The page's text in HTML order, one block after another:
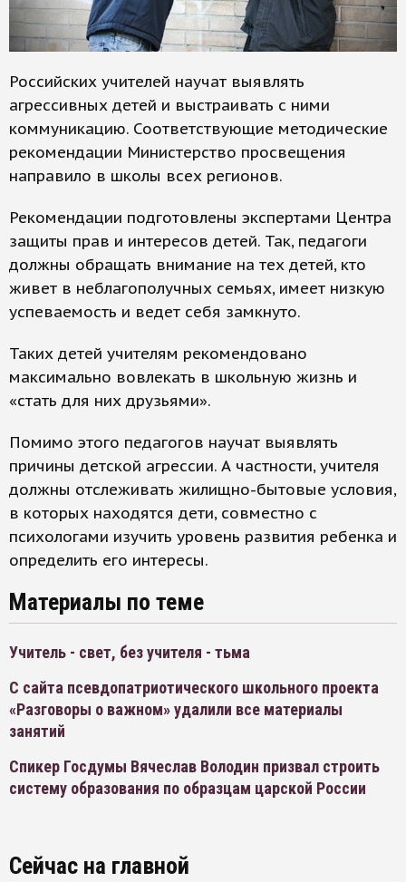
Российских учителей научат выявлять
агрессивных детей и выстраивать с ними
коммуникацию. Соответствующие методические
рекомендации Министерство просвещения
направило в школы всех регионов.
Рекомендации подготовлены экспертами Центра
защиты прав и интересов детей. Так, педагоги
должны обращать внимание на тех детей, кто
живет в неблагополучных семьях, имеет низкую
успеваемость и ведет себя замкнуто.
Таких детей учителям рекомендовано
максимально вовлекать в школьную жизнь и
«стать для них друзьями».
Помимо этого педагогов научат выявлять
причины детской агрессии. А частности, учителя
должны отслеживать жилищно-бытовые условия,
в которых находятся дети, совместно с
психологами изучить уровень развития ребенка и
определить его интересы.
Материалы по теме
Учитель - свет, без учителя - тьма
С сайта псевдопатриотического школьного проекта
«Разговоры о важном» удалили все материалы
занятий
Спикер Госдумы Вячеслав Володин призвал строить
систему образования по образцам царской России
Сейчас на главной